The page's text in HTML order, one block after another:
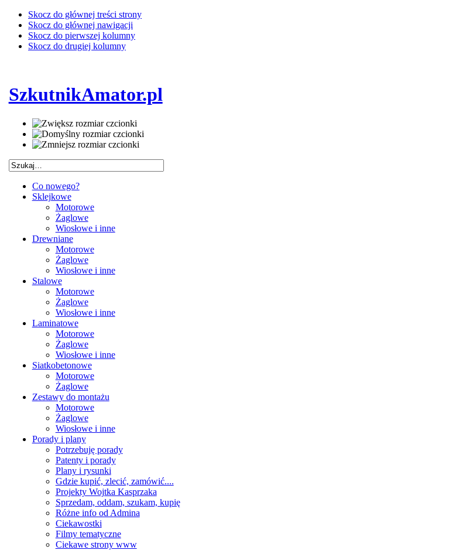
Skocz do głównej treści strony
Skocz do głównej nawigacji
Skocz do pierwszej kolumny
Skocz do drugiej kolumny
SzkutnikAmator.pl
Co nowego?
Sklejkowe
Motorowe
Żaglowe
Wiosłowe i inne
Drewniane
Motorowe
Żaglowe
Wiosłowe i inne
Stalowe
Motorowe
Żaglowe
Wiosłowe i inne
Laminatowe
Motorowe
Żaglowe
Wiosłowe i inne
Siatkobetonowe
Motorowe
Żaglowe
Zestawy do montażu
Motorowe
Żaglowe
Wiosłowe i inne
Porady i plany
Potrzebuję porady
Patenty i porady
Plany i rysunki
Gdzie kupić, zlecić, zamówić....
Projekty Wojtka Kasprzaka
Sprzedam, oddam, szukam, kupię
Różne info od Admina
Ciekawostki
Filmy tematyczne
Ciekawe strony www